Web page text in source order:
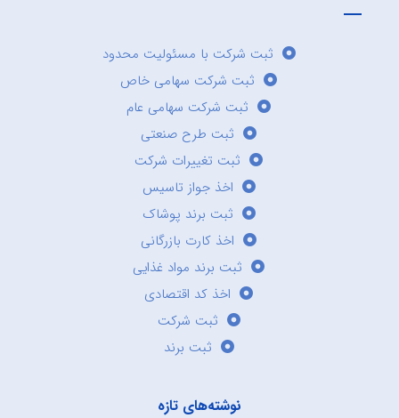
ثبت شرکت با مسئولیت محدود
ثبت شرکت سهامی خاص
ثبت شرکت سهامی عام
ثبت طرح صنعتی
ثبت تغییرات شرکت
اخذ جواز تاسیس
ثبت برند پوشاک
اخذ کارت بازرگانی
ثبت برند مواد غذایی
اخذ کد اقتصادی
ثبت شرکت
ثبت برند
نوشته‌های تازه